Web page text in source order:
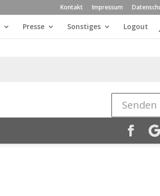
Kontakt Impressum
Presse Sonstiges
Logout
Senden